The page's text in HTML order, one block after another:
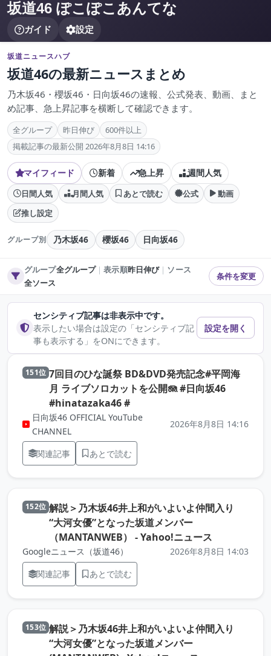
坂道46 ぽこぽこあんてな
ガイド 設定
坂道ニュースハブ
坂道46の最新ニュースまとめ
乃木坂46・櫻坂46・日向坂46の速報、公式発表、動画、まと
め記事、急上昇記事を横断して確認できます。
全グループ 昨日伸び
600件以上
掲載記事の最新公開 2026年8月8日 14:16
マイフィード 新着 急上昇 週間人気
日間人気 月間人気 あとで読む 公式
動画
推し設定
グループ別 乃木坂46 櫻坂46 日向坂46
グループ全グループ｜表示順昨日伸び｜ ソース
全ソース
条件を変更
センシティブ記事は非表示中です。
表示したい場合は設定の「センシティブ記
事も表示する」をONにできます。
設定を開く
151位 7回目のひな誕祭 BD&DVD発売記念#平岡海
月 ライブソロカットを公開🪼 #日向坂46
#hinatazaka46 #（元記事を新しいタブで開きま
日向坂46 OFFICIAL YouTube
CHANNEL
2026年8月8日 14:16
関連記事 あとで読む
152位 解説＞乃木坂46井上和がいよいよ仲間入り
“大河女優”となった坂道メンバー
（MANTANWEB） - Yahoo!ニュース
Googleニュース（坂道46）
2026年8月8日 14:03
関連記事
あとで読む
153位 解説＞乃木坂46井上和がいよいよ仲間入り
“大河女優”となった坂道メンバー